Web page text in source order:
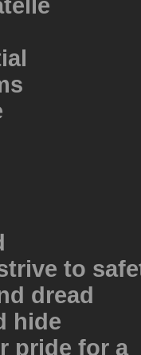
to
dread
hide
pride for a